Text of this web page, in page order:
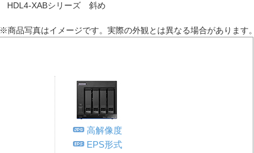
HDL4-XABシリーズ 斜め
※商品写真はイメージです。実際の外観とは異なる場合があります。
高解像度
EPS形式